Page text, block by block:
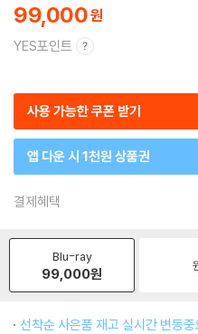
99,000
YES포인트
사용 가능한 쿠폰 받기
앱 다운 시 1천원 상품권
결제혜택
Blu-ray
99,000원
선착순 사은품 재고 실시간 변동